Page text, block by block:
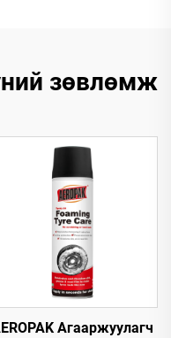
зөвлөмж
Агааржуулагч